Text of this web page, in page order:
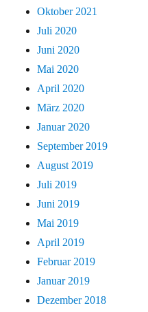
Oktober 2021
Juli 2020
Juni 2020
Mai 2020
April 2020
März 2020
Januar 2020
September 2019
August 2019
Juli 2019
Juni 2019
Mai 2019
April 2019
Februar 2019
Januar 2019
Dezember 2018